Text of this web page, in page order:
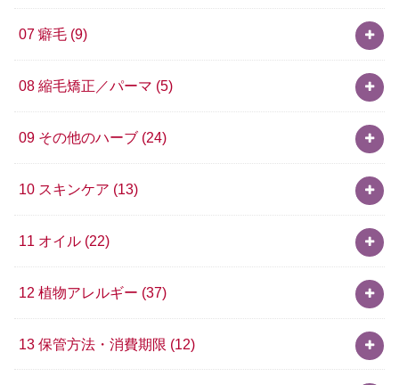
07 癖毛 (9)
08 縮毛矯正／パーマ (5)
09 その他のハーブ (24)
10 スキンケア (13)
11 オイル (22)
12 植物アレルギー (37)
13 保管方法・消費期限 (12)